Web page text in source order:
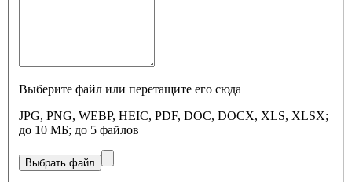
Выберите файл или перетащите его сюда
JPG, PNG, WEBP, HEIC, PDF, DOC, DOCX, XLS, XLSX;
до 10 МБ; до 5 файлов
Выбрать файл